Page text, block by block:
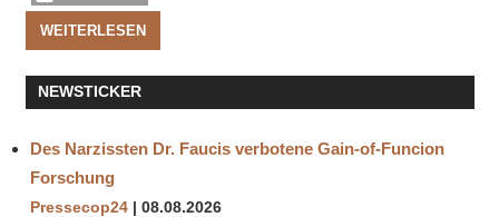
WEITERLESEN
NEWSTICKER
Des Narzissten Dr. Faucis verbotene Gain-of-Funcion
Forschung
Pressecop24 08.08.2026